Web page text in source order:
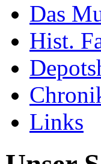
Das
Hist.
Links